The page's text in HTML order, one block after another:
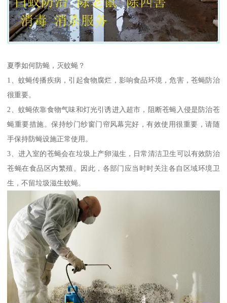
夏季如何防蝇，灭蚊蝇？
1、蚊蝇传播疾病，引起食物腐烂，影响食品环境，危害，苍蝇防治
很重要。
2、蚊蝇依靠食物气味和灯光引诱进入超市，阻断苍蝇入侵是防治苍
蝇重要措施。保持纱门纱窗门帘风幕完好，有效使用很重要，请随
手保持防蝇设施正常使用。
3、进入室的苍蝇会在垃圾上产卵滋生，日常清洁卫生可以有效防治
苍蝇在食品区内繁殖。因此，各部门应当时时关注各自区域环境卫
生，不留垃圾滋生蚊蝇。